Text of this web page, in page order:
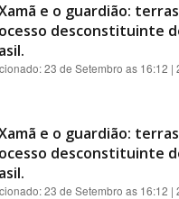
e o guardião:
desconstituinte
23 de Setembro as 16:12 |
e o guardião:
desconstituinte
23 de Setembro as 16:12 |